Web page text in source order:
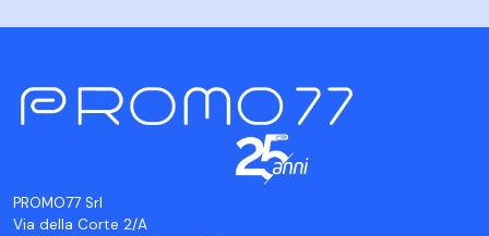
PROMO77 Srl
Via della Corte 2/A